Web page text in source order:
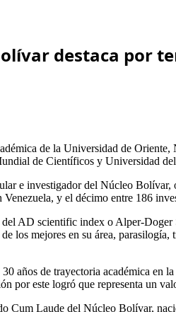
destaca por
de la Universidad de
de Científicos y Universidad
e investigador del Núcleo
y el décimo entre 186
AD scientific index o Alper-
los mejores en su área,
años de trayectoria académica
por este logró que representa un
Cum Laude del Núcleo Bolívar,